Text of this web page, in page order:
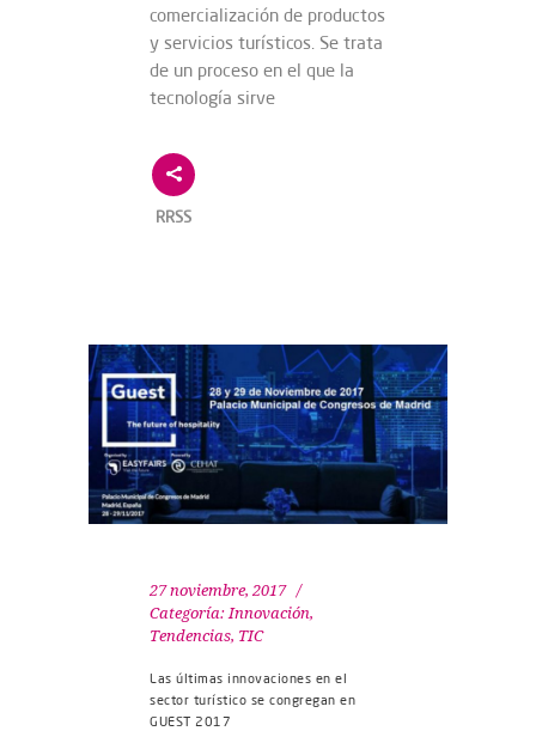
comercialización de productos
y servicios turísticos. Se trata
de un proceso en el que la
tecnología sirve
RRSS
27 noviembre, 2017
Categoría: Innovación,
Tendencias, TIC
Las últimas innovaciones en el
sector turístico se congregan en
GUEST 2017